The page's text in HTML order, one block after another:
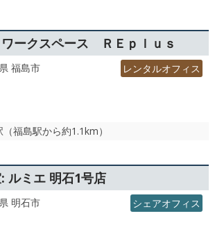
ークスペース ＲＥｐｌｕｓ
福島市 レンタルオフィス
福島駅から約1.1km）
ルミエ 明石1号店
明石市 シェアオフィス